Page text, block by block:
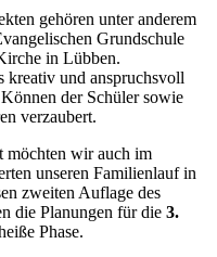
gehören unter anderem
Grundschule
in Lübben.
kreativ und anspruchsvoll
der Schüler sowie
verzaubert.
möchten wir auch im
unseren Familienlauf in
zweiten Auflage des
die Planungen für die 3.
Phase.